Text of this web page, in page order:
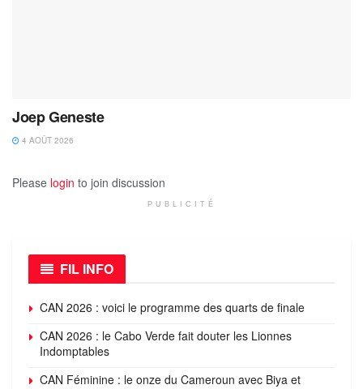
Joep Geneste
4 AOÛT 2026
Please login to join discussion
PUBLICITÉ
FIL INFO
CAN 2026 : voici le programme des quarts de finale
CAN 2026 : le Cabo Verde fait douter les Lionnes
Indomptables
CAN Féminine : le onze du Cameroun avec Biya et